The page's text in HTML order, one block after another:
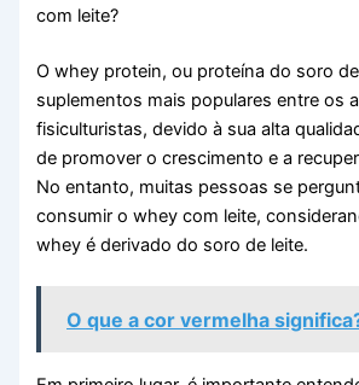
com leite?
O whey protein, ou proteína do soro
suplementos mais populares entre os
fisiculturistas, devido à sua alta
de promover o crescimento e a
No entanto, muitas pessoas se
consumir o whey com leite,
whey é derivado do soro de leite.
O que a cor vermelha